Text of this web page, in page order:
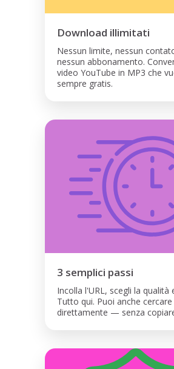
Download illimitati
Nessun limite, nessun
nessun abbonamento.
video YouTube in MP3 che
sempre gratis.
3 semplici passi
Incolla l'URL, scegli la qualità
Tutto qui. Puoi anche
direttamente — senza